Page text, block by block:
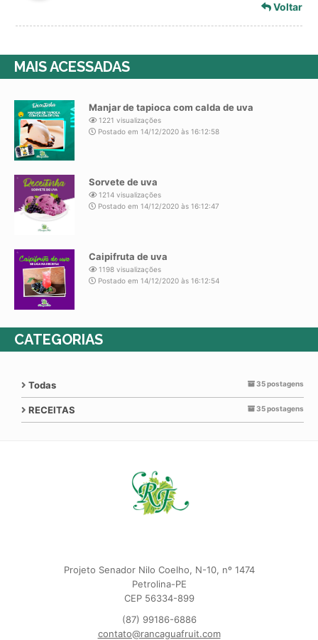
Voltar
MAIS ACESSADAS
Manjar de tapioca com calda de uva
1221 visualizações
Postado em 14/12/2020 às 16:12:58
Sorvete de uva
1214 visualizações
Postado em 14/12/2020 às 16:12:47
Caipifruta de uva
1198 visualizações
Postado em 14/12/2020 às 16:12:54
CATEGORIAS
Todas 35 postagens
RECEITAS 35 postagens
Projeto Senador Nilo Coelho, N-10, nº 1474
Petrolina-PE
CEP 56334-899
(87) 99186-6886
contato@rancaguafruit.com